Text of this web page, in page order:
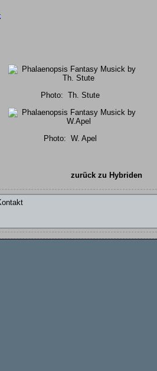
Photo: Th. Stute
Photo: W. Apel
zurück zu Hybriden